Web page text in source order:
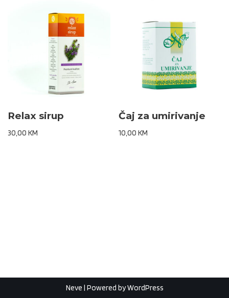
Relax sirup
30,00 KM
Čaj za umirivanje
10,00KM
Neve | Powered byWordPress